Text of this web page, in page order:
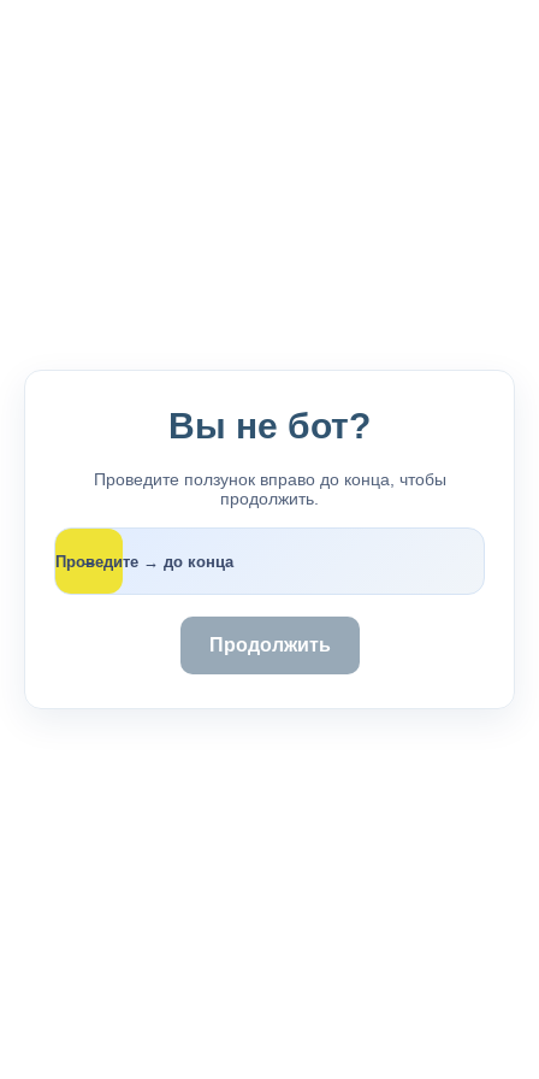
Вы не бот?
Проведите ползунок вправо до конца, чтобы
продолжить.
Проведите → до конца
→
Продолжить